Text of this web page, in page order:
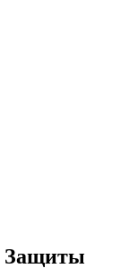
Защиты